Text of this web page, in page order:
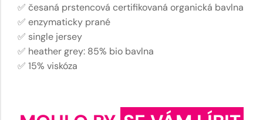
✅ česaná prstencová certifikovaná organická bavlna
✅ enzymaticky prané
✅ single jersey
✅ heather grey: 85% bio bavlna
✅ 15% viskóza